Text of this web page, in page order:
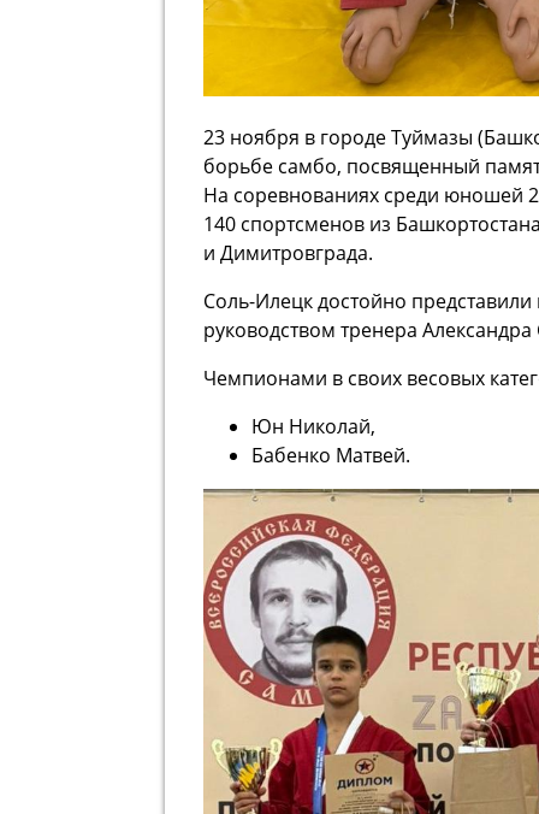
23 ноября в городе Туймазы
борьбе самбо, посвященный
На соревнованиях среди юношей
140 спортсменов из
и Димитровграда.
Соль-Илецк достойно
руководством тренера
Чемпионами в своих весовых
Юн Николай,
Бабенко Матвей.